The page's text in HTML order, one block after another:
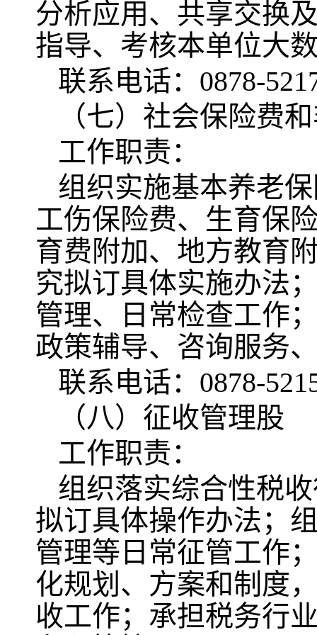
分析应用、共享交换
指导、考核本单位大
联系电话：0878-
（七）社会保险费
工作职责：
组织实施基本养老
工伤保险费、生育保
育费附加、地方教育
究拟订具体实施办法
管理、日常检查工作
政策辅导、咨询服务
联系电话：0878-
（八）征收管理股
工作职责：
组织落实综合性税
拟订具体操作办法；
管理等日常征管工作
化规划、方案和制度
收工作；承担税务行